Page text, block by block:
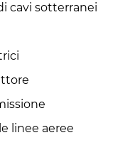
cavi sotterranei
linee aeree